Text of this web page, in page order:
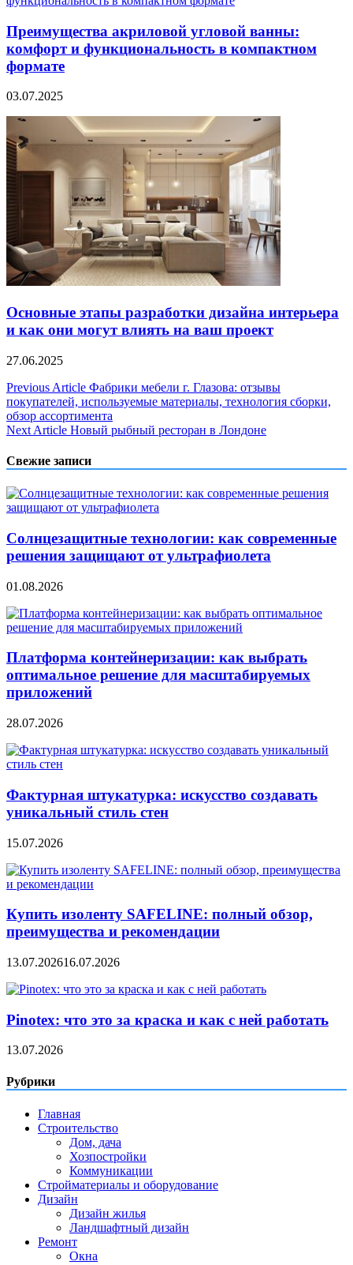
Преимущества акриловой угловой ванны:
комфорт и функциональность в компактном
формате
03.07.2025
Основные этапы разработки дизайна интерьера
и как они могут влиять на ваш проект
27.06.2025
Навигация
по
записям
Previous Article Фабрики мебели г. Глазова: отзывы
покупателей, используемые материалы, технология сборки,
обзор ассортимента
Next Article Новый рыбный ресторан в Лондоне
Свежие записи
Солнцезащитные технологии: как современные
решения защищают от ультрафиолета
01.08.2026
Платформа контейнеризации: как выбрать
оптимальное решение для масштабируемых
приложений
28.07.2026
Фактурная штукатурка: искусство создавать
уникальный стиль стен
15.07.2026
Купить изоленту SAFELINE: полный обзор,
преимущества и рекомендации
13.07.202616.07.2026
Pinotex: что это за краска и как с ней работать
13.07.2026
Рубрики
Главная
Строительство
Дом, дача
Хозпостройки
Коммуникации
Стройматериалы и оборудование
Дизайн
Дизайн жилья
Ландшафтный дизайн
Ремонт
Окна